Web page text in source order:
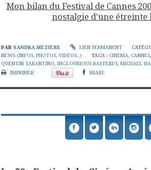
Mon bilan du Festival de Cannes
nostalgie d'une étreinte
PAR SANDRA MÉZIÈRE LIEN PERMANENT
NEWS (INFOS, PHOTOS, VIDÉOS...)
TAGS : CINÉMA, CANNES
QUENTIN TARANTINO, INGLOURIOUS BASTERDS, MICHAEL
IMPRIMER
SHARE